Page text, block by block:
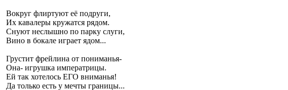
Вокруг флиртуют её подруги,
Их кавалеры кружатся рядом.
Снуют неслышно по парку слуги,
Вино в бокале играет ядом...
Грустит фрейлина от пониманья-
Она- игрушка императрицы.
Ей так хотелось ЕГО вниманья!
Да только есть у мечты границы...